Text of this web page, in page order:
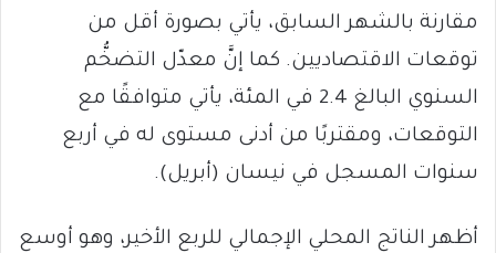
مقارنة بالشهر السابق، يأتي بصورة أقل من
توقعات الاقتصاديين. كما إنَّ معدّل التضخُّم
السنوي البالغ 2.4 في المئة، يأتي متوافقًا مع
التوقعات، ومقتربًا من أدنى مستوى له في أربع
سنوات المسجل في نيسان (أبريل).
أظهر الناتج المحلي الإجمالي للربع الأخير، وهو أوسع